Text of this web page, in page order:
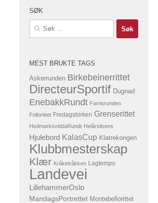
SØK
Søk
MEST BRUKTE TAGS
Askerrunden Birkebeinerrittet
DirecteurSportif Dugnad
EnebakkRundt Farrisrunden
Follorittet Fredagsbirken Grenserittet
HedmarksviddaRundt Helårslisens
Hjulebord KalasCup Klatrekongen
Klubbmesterskap
Klær Kråketråkken Lagtempo
Landevei
LillehammerOslo
MandagsPortrettet Montebellorittet